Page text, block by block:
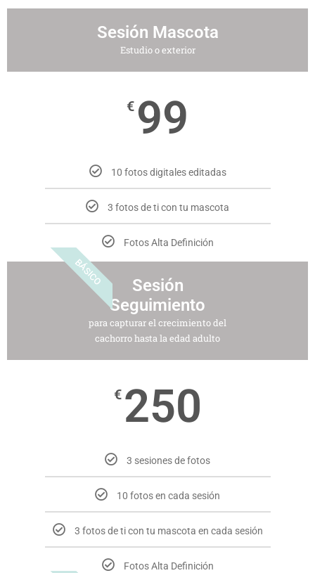
Sesión Mascota
Estudio o exterior
€ 99
10 fotos digitales editadas
3 fotos de ti con tu mascota
Fotos Alta Definición
BÁSICO
Sesión
Seguimiento
para capturar el crecimiento del
cachorro hasta la edad adulto
€ 250
3 sesiones de fotos
10 fotos en cada sesión
3 fotos de ti con tu mascota en cada sesión
Fotos Alta Definición